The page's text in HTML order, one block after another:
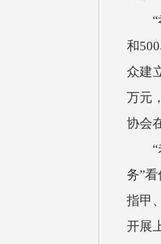
和
众建
万元
协会
务”
指甲
开展